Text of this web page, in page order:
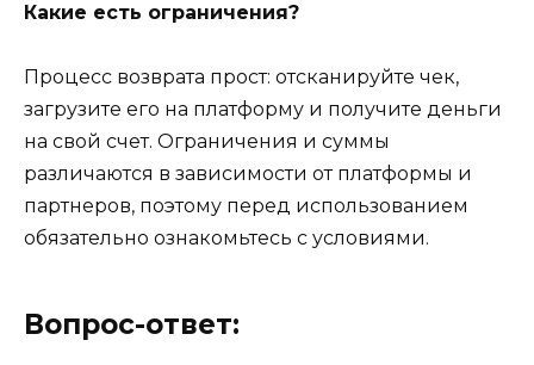
Какие есть ограничения?
Процесс возврата прост: отсканируйте чек,
загрузите его на платформу и получите деньги
на свой счет. Ограничения и суммы
различаются в зависимости от платформы и
партнеров, поэтому перед использованием
обязательно ознакомьтесь с условиями.
Вопрос-ответ: